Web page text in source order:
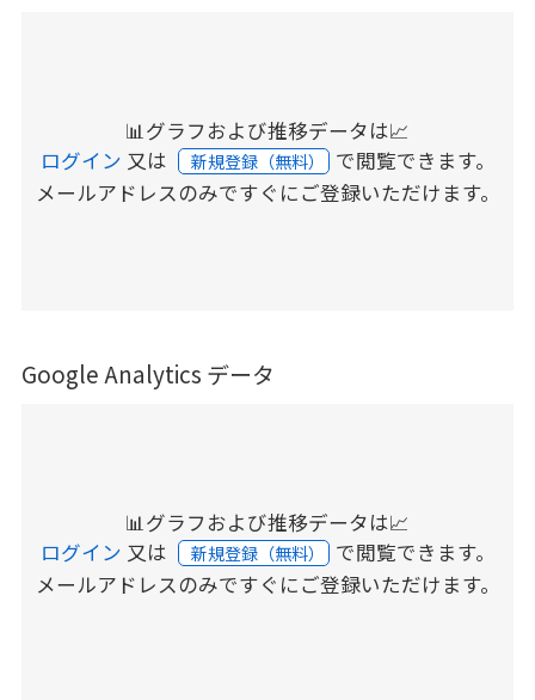
📊グラフおよび推移データは📈
ログイン 又は 新規登録（無料） で閲覧できます。
メールアドレスのみですぐにご登録いただけます。
Google Analytics データ
📊グラフおよび推移データは📈
ログイン 又は 新規登録（無料） で閲覧できます。
メールアドレスのみですぐにご登録いただけます。